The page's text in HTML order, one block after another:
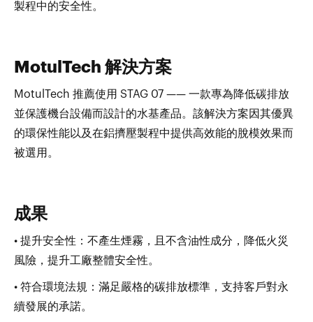
製程中的安全性。
MotulTech 解決方案
MotulTech 推薦使用 STAG 07 —— 一款專為降低碳排放
並保護機台設備而設計的水基產品。該解決方案因其優異
的環保性能以及在鋁擠壓製程中提供高效能的脫模效果而
被選用。
成果
• 提升安全性：不產生煙霧，且不含油性成分，降低火災
風險，提升工廠整體安全性。
• 符合環境法規：滿足嚴格的碳排放標準，支持客戶對永
續發展的承諾。